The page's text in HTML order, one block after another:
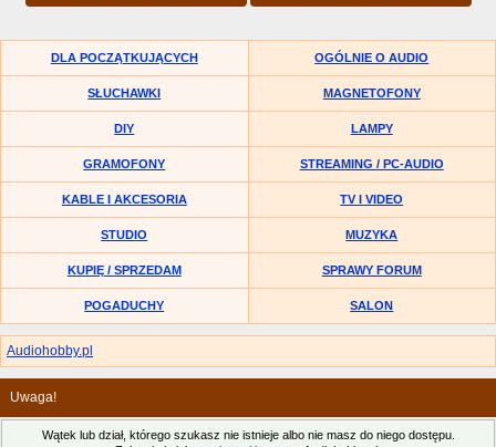
DLA POCZĄTKUJĄCYCH OGÓLNIE O AUDIO
SŁUCHAWKI MAGNETOFONY
DIY LAMPY
GRAMOFONY STREAMING / PC-AUDIO
KABLE I AKCESORIA TV I VIDEO
STUDIO MUZYKA
KUPIĘ / SPRZEDAM SPRAWY FORUM
POGADUCHY SALON
Audiohobby.pl
Uwaga!
Wątek lub dział, którego szukasz nie istnieje albo nie masz do niego dostępu.